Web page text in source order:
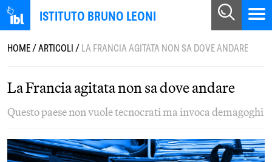
ISTITUTO BRUNO LEONI
HOME/ARTICOLI/LA FRANCIA AGITATA NON SA DOVE ANDARE
La Francia agitata non sa dove andare
Questo paese non vuole tecnocrati ma invoca demagoghi